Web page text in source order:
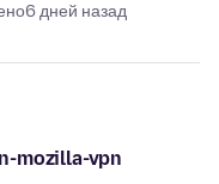
6 дней назад
mozilla-vpn